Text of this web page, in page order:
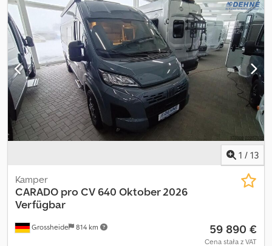
1 / 13
Grossheide 814 km
Kamper
CARADO pro CV 640 Oktober 2026
Verfügbar
59 890 €
Cena stała z VAT